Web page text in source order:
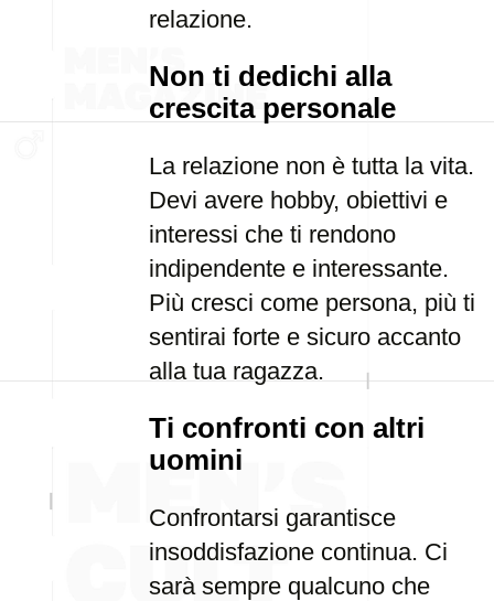
relazione.
Non ti dedichi alla
crescita personale
La relazione non è tutta la vita.
Devi avere hobby, obiettivi e
interessi che ti rendono
indipendente e interessante.
Più cresci come persona, più ti
sentirai forte e sicuro accanto
alla tua ragazza.
Ti confronti con altri
uomini
Confrontarsi garantisce
insoddisfazione continua. Ci
sarà sempre qualcuno che